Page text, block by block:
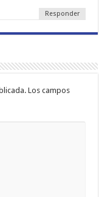
Responder
Los campos